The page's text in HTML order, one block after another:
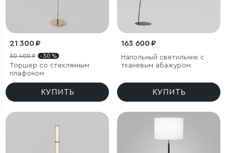
21 300 ₽
30 400 ₽ - 30 %
Торшер со стеклянным
плафоном
КУПИТЬ
163 600 ₽
Напольный светильник с
тканевым абажуром
КУПИТЬ